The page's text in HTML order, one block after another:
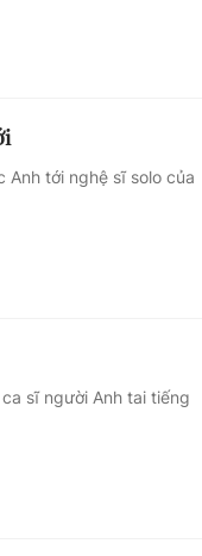
Anh tới nghệ sĩ solo của
sĩ người Anh tai tiếng